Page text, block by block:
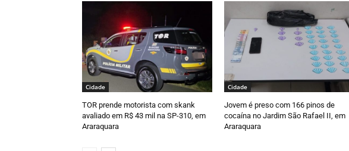
Cidade
TOR prende motorista com skank
avaliado em R$ 43 mil na SP-310, em
Araraquara
Cidade
Jovem é preso com 166 pinos de
cocaína no Jardim São Rafael II, em
Araraquara